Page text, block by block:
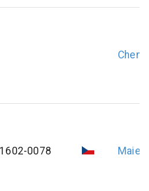
Chen
1602-0078 Maier